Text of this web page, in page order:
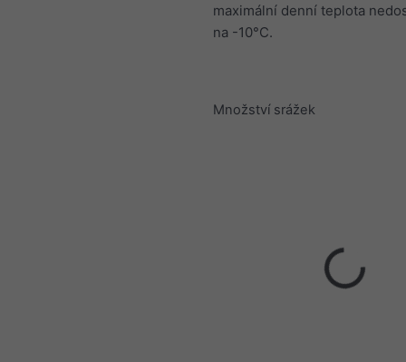
maximální denní teplota
na -10°C.
Množství srážek